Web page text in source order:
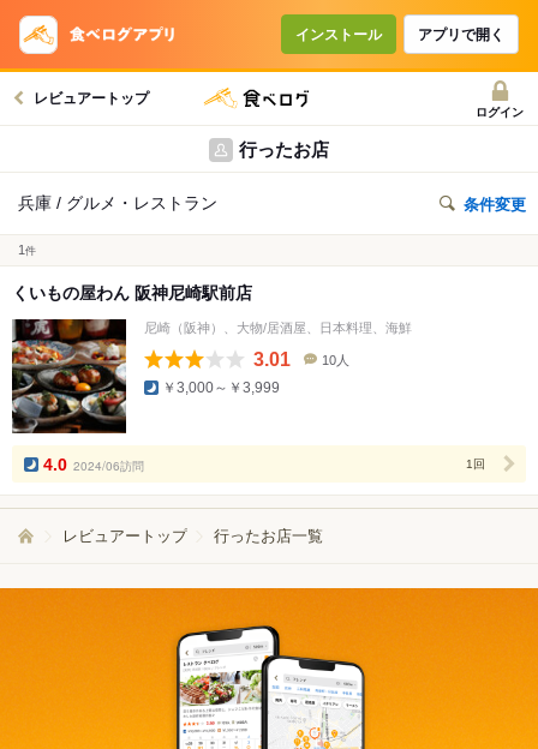
インストール アプリで開く
レビュアートップ
ログイン
行ったお店
兵庫 / グルメ・レストラン 条件変更
1 件
くいもの屋わん 阪神尼崎駅前店
尼崎（阪神）、大物/居酒屋、日本料理、海鮮
3.01
数
10人
￥3,000～￥3,999
4.0 2024/06訪問 1回
レビュアートップ 行ったお店一覧